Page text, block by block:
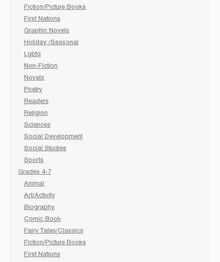
Fiction/Picture Books
First Nations
Graphic Novels
Holiday /Seasonal
Lgbtq
Non-Fiction
Novels
Poetry
Readers
Religion
Sciences
Social Development
Social Studies
Sports
Grades 4-7
Animal
Art/Activity
Biography
Comic Book
Fairy Tales/Classics
Fiction/Picture Books
First Nations